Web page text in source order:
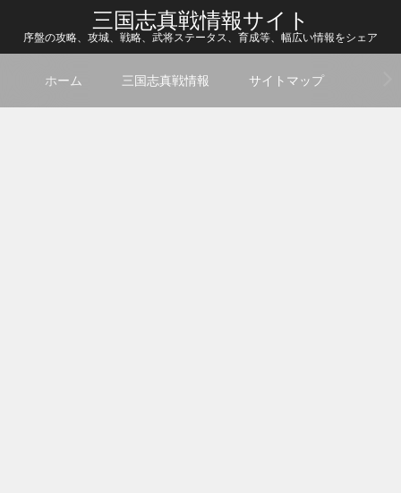
三国志真戦情報サイト
序盤の攻略、攻城、戦略、武将ステータス、育成等、幅広い情報をシェア
ホーム 三国志真戦情報 サイトマップ